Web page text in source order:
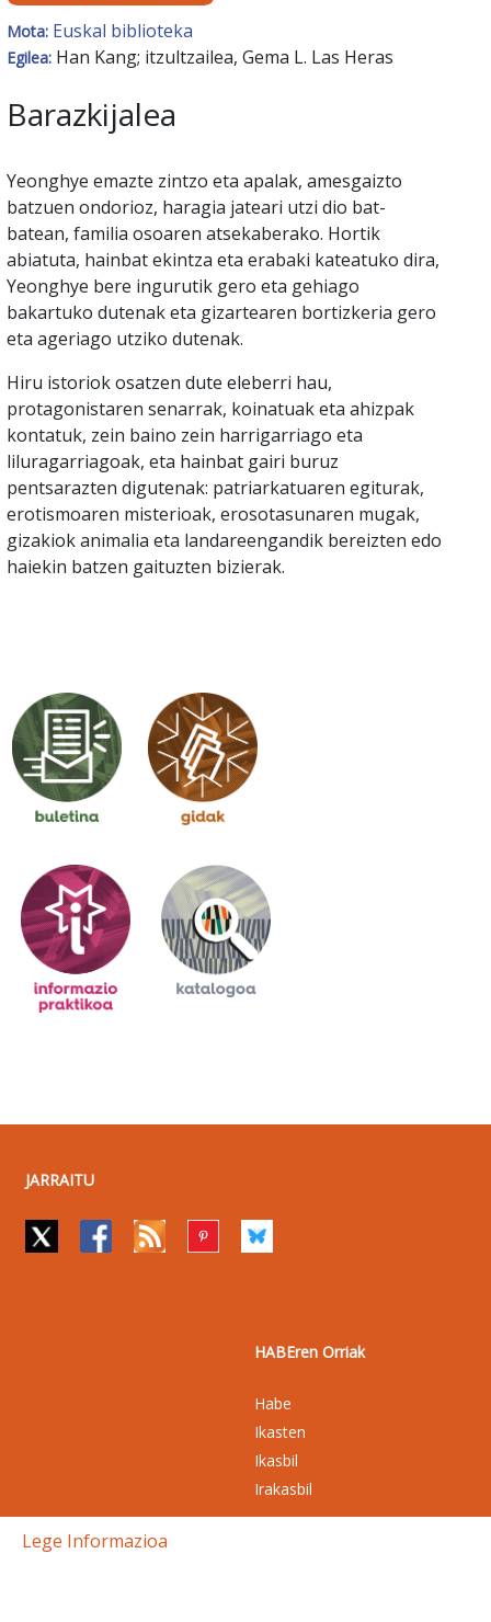
Mota: Euskal biblioteka
Egilea: Han Kang; itzultzailea, Gema L. Las Heras
Barazkijalea
Yeonghye emazte zintzo eta apalak, amesgaizto
batzuen ondorioz, haragia jateari utzi dio bat-
batean, familia osoaren atsekaberako. Hortik
abiatuta, hainbat ekintza eta erabaki kateatuko dira,
Yeonghye bere ingurutik gero eta gehiago
bakartuko dutenak eta gizartearen bortizkeria gero
eta ageriago utziko dutenak.
Hiru istoriok osatzen dute eleberri hau,
protagonistaren senarrak, koinatuak eta ahizpak
kontatuk, zein baino zein harrigarriago eta
liluragarriagoak, eta hainbat gairi buruz
pentsarazten digutenak: patriarkatuaren egiturak,
erotismoaren misterioak, erosotasunaren mugak,
gizakiok animalia eta landareengandik bereizten edo
haiekin batzen gaituzten bizierak.
JARRAITU
HABEren Orriak
Habe
Ikasten
Ikasbil
Irakasbil
Lege Informazioa